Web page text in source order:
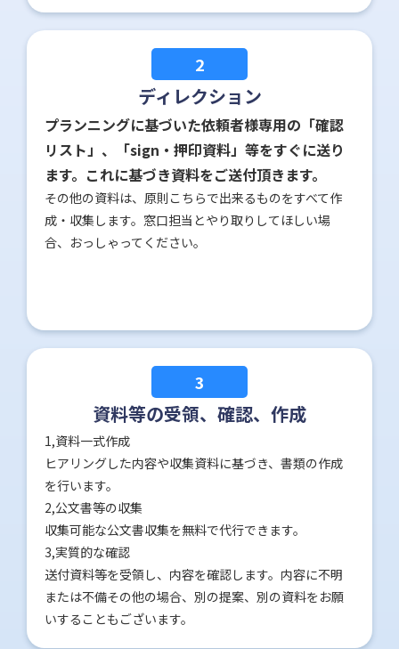
2
ディレクション
プランニングに基づいた依頼者様専用の「確認
リスト」、「sign・押印資料」等をすぐに送り
ます。これに基づき資料をご送付頂きます。
その他の資料は、原則こちらで出来るものをすべて作
成・収集します。窓口担当とやり取りしてほしい場
合、おっしゃってください。
3
資料等の受領、確認、作成
1,資料一式作成
ヒアリングした内容や収集資料に基づき、書類の作成
を行います。
2,公文書等の収集
収集可能な公文書収集を無料で代行できます。
3,実質的な確認
送付資料等を受領し、内容を確認します。内容に不明
または不備その他の場合、別の提案、別の資料をお願
いすることもございます。